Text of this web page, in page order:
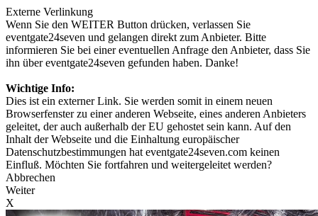
Externe Verlinkung
Wenn Sie den WEITER Button drücken, verlassen Sie
eventgate24seven und gelangen direkt zum Anbieter. Bitte
informieren Sie bei einer eventuellen Anfrage den Anbieter, dass Sie
ihn über eventgate24seven gefunden haben. Danke!
Wichtige Info:
Dies ist ein externer Link. Sie werden somit in einem neuen
Browserfenster zu einer anderen Webseite, eines anderen Anbieters
geleitet, der auch außerhalb der EU gehostet sein kann. Auf den
Inhalt der Webseite und die Einhaltung europäischer
Datenschutzbestimmungen hat eventgate24seven.com keinen
Einfluß. Möchten Sie fortfahren und weitergeleitet werden?
Abbrechen
Weiter
X